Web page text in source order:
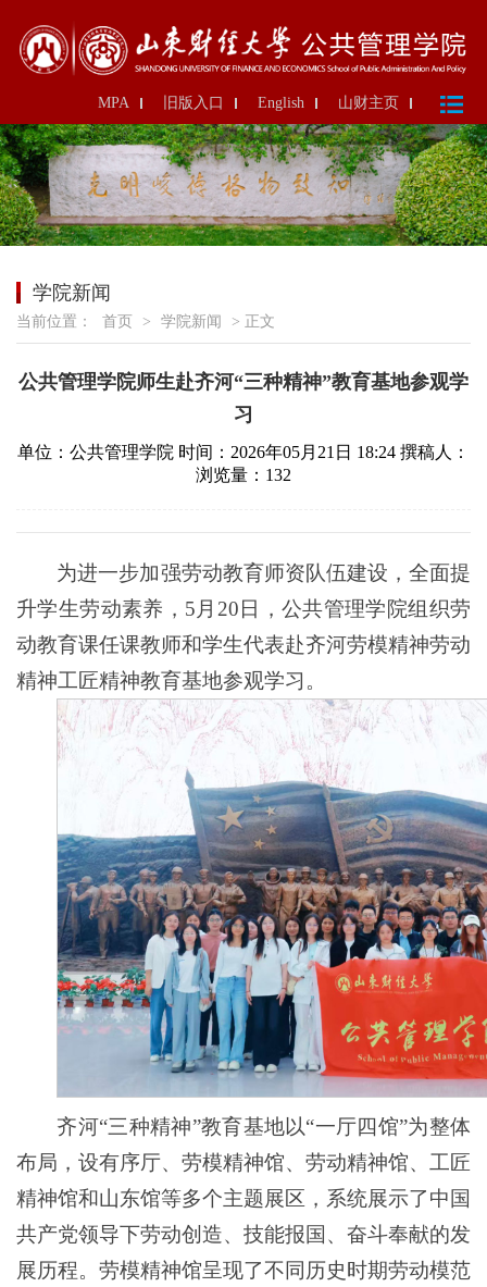
山财主页
English
旧版入口
MPA
学院新闻
当前位置： 首页 > 学院新闻 > 正文
公共管理学院师生赴齐河“三种精神”教育基地参观学
习
单位：公共管理学院 时间：2026年05月21日 18:24 撰稿人：
浏览量： 132
为进一步加强劳动教育师资队伍建设，全面提
升学生劳动素养，5月20日，公共管理学院组织劳
动教育课任课教师和学生代表赴齐河劳模精神劳动
精神工匠精神教育基地参观学习。
齐河“三种精神”教育基地以“一厅四馆”为整体
布局，设有序厅、劳模精神馆、劳动精神馆、工匠
精神馆和山东馆等多个主题展区，系统展示了中国
共产党领导下劳动创造、技能报国、奋斗奉献的发
展历程。劳模精神馆呈现了不同历史时期劳动模范